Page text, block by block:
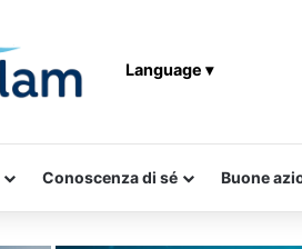
Language ▾
Conoscenza di sé Buone